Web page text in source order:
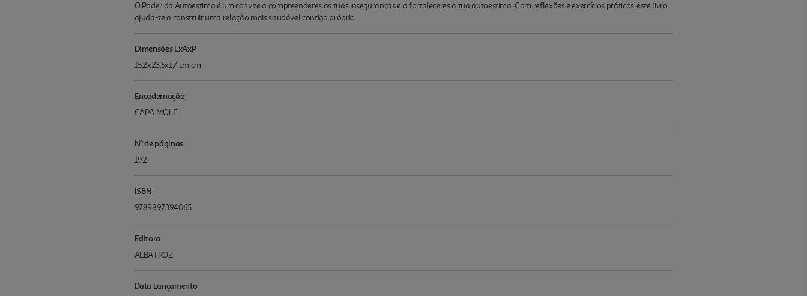
O Poder da Autoestima é um convite a compreenderes as tuas inseguranças e a fortaleceres a tua autoestima. Com reflexões e exercícios práticos, este livro
ajuda-te a construir uma relação mais saudável contigo próprio.
Dimensões LxAxP
15,2x23,5x1,7 cm cm
Encadernação
CAPA MOLE
Nº de páginas
192
ISBN
9789897394065
Editora
ALBATROZ
Data Lançamento